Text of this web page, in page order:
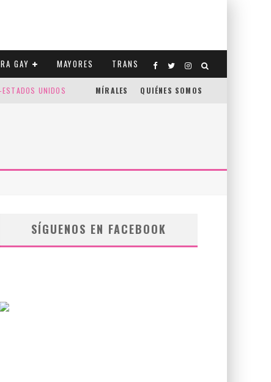
GAY MAYORES TRANS
UNIDOS MÍRALES QUIÉNES SOMOS
SÍGUENOS EN FACEBOOK